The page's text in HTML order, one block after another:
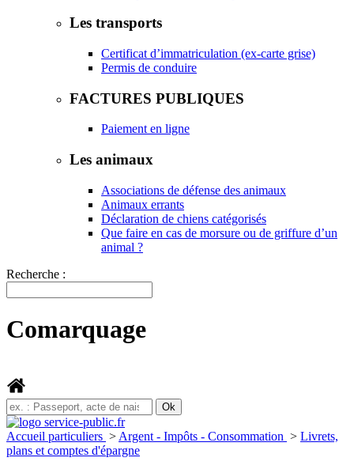
Les transports
Certificat d’immatriculation (ex-carte grise)
Permis de conduire
FACTURES PUBLIQUES
Paiement en ligne
Les animaux
Associations de défense des animaux
Animaux errants
Déclaration de chiens catégorisés
Que faire en cas de morsure ou de griffure d’un
animal ?
Recherche :
Comarquage
Accueil particuliers > Argent - Impôts - Consommation > Livrets,
plans et comptes d'épargne